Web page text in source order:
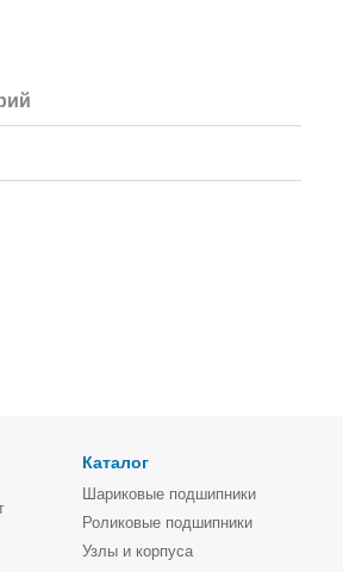
Каталог
Шариковые подшипники
Роликовые подшипники
Узлы и корпуса